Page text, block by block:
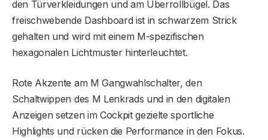
den Türverkleidungen und am Überrollbügel. Das
freischwebende Dashboard ist in schwarzem Strick
gehalten und wird mit einem M-spezifischen
hexagonalen Lichtmuster hinterleuchtet.
Rote Akzente am M Gangwahlschalter, den
Schaltwippen des M Lenkrads und in den digitalen
Anzeigen setzen im Cockpit gezielte sportliche
Highlights und rücken die Performance in den Fokus.